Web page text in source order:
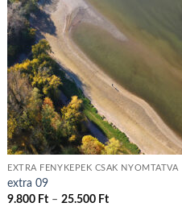
EXTRA FÉNYKÉPEK CSAK NYOMTATVA
extra 09
9.800 Ft – 25.500 FtÁrtartomány: